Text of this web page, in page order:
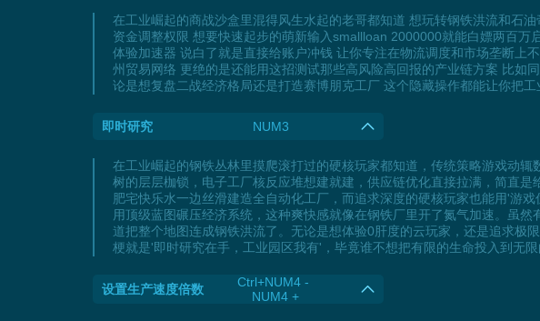
在工业崛起的商战沙盒里混得风生水起的老哥都知道 想玩转钢铁洪流和石
资金调整权限 想要快速起步的萌新输入smallloan 2000000就能白嫖两百
体验加速器 说白了就是直接给账户冲钱 让你专注在物流调度和市场垄断上
州贸易网络 更绝的是还能用这招测试那些高风险高回报的产业链方案 比如
论是想复盘二战经济格局还是打造赛博朋克工厂 这个隐藏操作都能让你把
即时研究 NUM3
在工业崛起的钢铁丛林里摸爬滚打过的硬核玩家都知道，传统策略游戏动
树的层层枷锁，电子工厂核反应堆想建就建，供应链优化直接拉满，简直
肥宅快乐水一边丝滑建造全自动化工厂，而追求深度的硬核玩家也能用'游
用顶级蓝图碾压经济系统，这种爽快感就像在钢铁厂里开了氮气加速。虽
道把整个地图连成钢铁洪流了。无论是想体验0肝度的云玩家，还是追求极
梗就是'即时研究在手，工业园区我有'，毕竟谁不想把有限的生命投入到无
设置生产速度倍数
Ctrl+NUM4 -
NUM4 +